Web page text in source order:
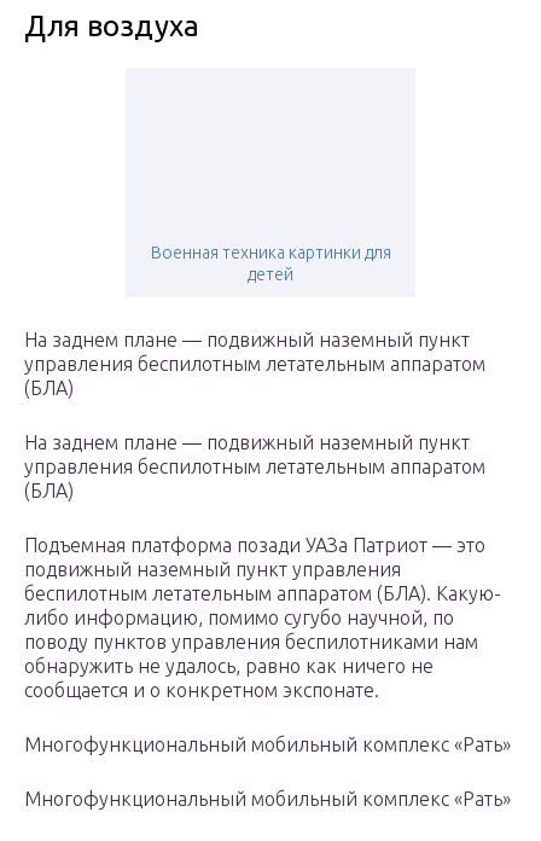
Для воздуха
Военная техника картинки для
детей
На заднем плане — подвижный наземный пункт
управления беспилотным летательным аппаратом
(БЛА)
На заднем плане — подвижный наземный пункт
управления беспилотным летательным аппаратом
(БЛА)
Подъемная платформа позади УАЗа Патриот — это
подвижный наземный пункт управления
беспилотным летательным аппаратом (БЛА). Какую-
либо информацию, помимо сугубо научной, по
поводу пунктов управления беспилотниками нам
обнаружить не удалось, равно как ничего не
сообщается и о конкретном экспонате.
Многофункциональный мобильный комплекс «Рать»
Многофункциональный мобильный комплекс «Рать»